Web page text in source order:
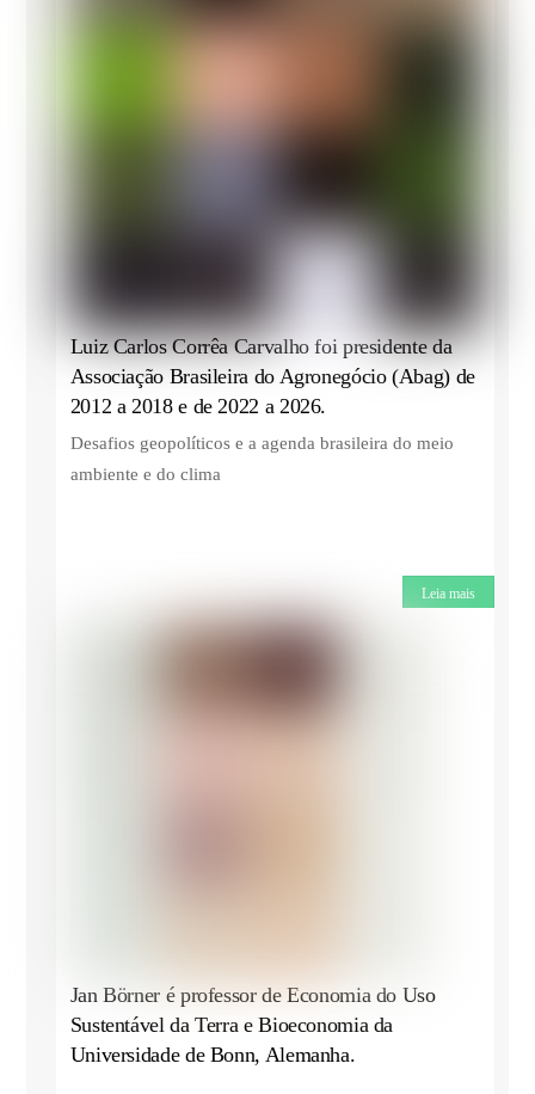
Luiz Carlos Corrêa Carvalho foi presidente da
Associação Brasileira do Agronegócio (Abag) de
2012 a 2018 e de 2022 a 2026.
Desafios geopolíticos e a agenda brasileira do meio
ambiente e do clima
Leia mais
Jan Börner é professor de Economia do Uso
Sustentável da Terra e Bioeconomia da
Universidade de Bonn, Alemanha.